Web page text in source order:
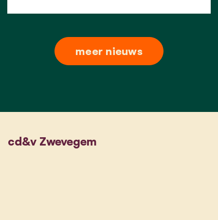
meer nieuws
cd&v Zwevegem